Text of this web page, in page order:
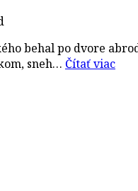
behal po dvore
sneh… Čítať viac